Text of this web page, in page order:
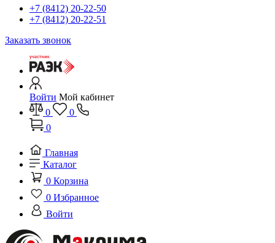
+7 (8412) 20-22-50
+7 (8412) 20-22-51
Заказать звонок
Войти Мой кабинет
0
0
0
Главная
Каталог
0 Корзина
0 Избранное
Войти